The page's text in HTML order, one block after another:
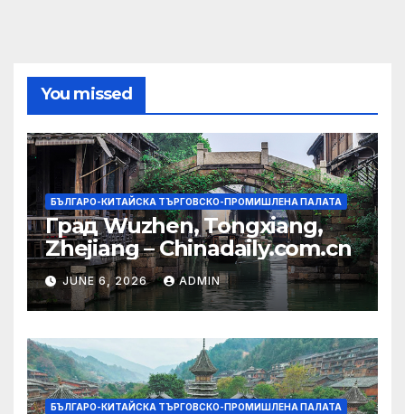
You missed
БЪЛГАРО-КИТАЙСКА ТЪРГОВСКО-ПРОМИШЛЕНА ПАЛАТА
Град Wuzhen, Tongxiang,
Zhejiang – Chinadaily.com.cn
JUNE 6, 2026 ADMIN
БЪЛГАРО-КИТАЙСКА ТЪРГОВСКО-ПРОМИШЛЕНА ПАЛАТА